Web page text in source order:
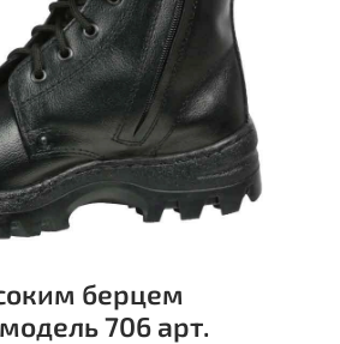
берцем
706 арт.